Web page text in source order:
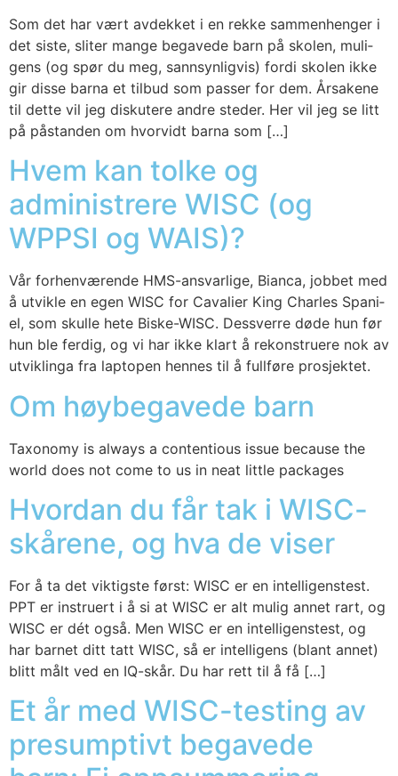
Som det har vært avdek­ket i en rek­ke sam­men­hen­ger i
det sis­te, sli­ter man­ge bega­ve­de barn på sko­len, muli­
gens (og spør du meg, sann­syn­lig­vis) for­di sko­len ikke
gir dis­se bar­na et til­bud som pas­ser for dem. Årsa­ke­ne
til det­te vil jeg dis­ku­te­re and­re ste­der. Her vil jeg se litt
på påstan­den om hvor­vidt bar­na som […]
Hvem kan tolke og
administrere WISC (og
WPPSI og WAIS)?
Vår for­hen­væ­ren­de HMS-ansvar­li­ge, Bian­ca, job­bet med
å utvik­le en egen WISC for Cava­li­er King Char­les Spa­ni­
el, som skul­le hete Bis­ke-WISC. Dess­ver­re døde hun før
hun ble fer­dig, og vi har ikke klart å rekon­stru­ere nok av
utvik­lin­ga fra lap­to­pen hen­nes til å full­fø­re pro­sjek­tet.
Om høybegavede barn
Taxo­no­my is always a con­ten­tious issue becau­se the
world does not come to us in neat litt­le pack­a­ges
Hvordan du får tak i WISC-
skårene, og hva de viser
For å ta det vik­tigs­te først: WISC er en intel­li­gens­test.
PPT er instru­ert i å si at WISC er alt mulig annet rart, og
WISC er dét også. Men WISC er en intel­li­gens­test, og
har bar­net ditt tatt WISC, så er intel­li­gens (blant annet)
blitt målt ved en IQ-skår. Du har rett til å få […]
Et år med WISC-testing av
presumptivt begavede